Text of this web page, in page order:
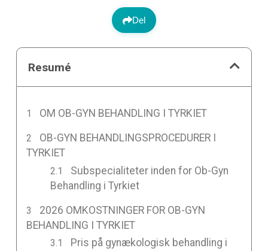
Del
Resumé
OM OB-GYN BEHANDLING I TYRKIET
OB-GYN BEHANDLINGSPROCEDURER I
TYRKIET
Subspecialiteter inden for Ob-Gyn
Behandling i Tyrkiet
2026 OMKOSTNINGER FOR OB-GYN
BEHANDLING I TYRKIET
Pris på gynækologisk behandling i